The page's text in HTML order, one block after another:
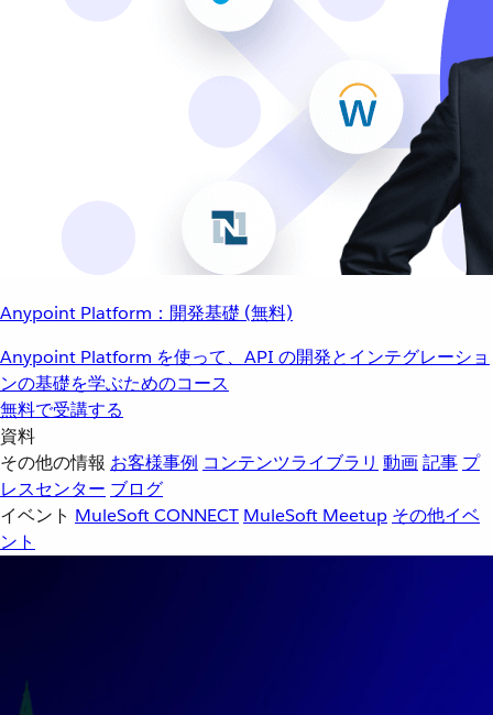
Anypoint Platform：開発基礎 (無料)
Anypoint Platform を使って、API の開発とインテグレーショ
ンの基礎を学ぶためのコース
無料で受講する
資料
その他の情報 お客様事例 コンテンツライブラリ 動画記事 プ
レスセンター ブログ
イベント MuleSoft CONNECT MuleSoft Meetup その他イベ
ント